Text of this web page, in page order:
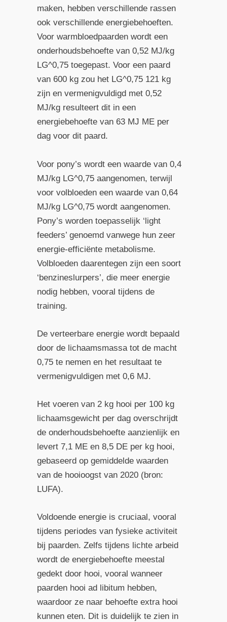
maken, hebben verschillende rassen
ook verschillende energiebehoeften.
Voor warmbloedpaarden wordt een
onderhoudsbehoefte van 0,52 MJ/kg
LG^0,75toegepast. Voor een paard
van 600 kg zou het LG^0,75121 kg
zijn en vermenigvuldigd met 0,52
MJ/kg resulteert dit in een
energiebehoefte van 63 MJ ME per
dag voor dit paard.
Voor pony’s wordt een waarde van 0,4
MJ/kg LG^0,75aangenomen, terwijl
voor volbloeden een waarde van 0,64
MJ/kg LG^0,75wordt aangenomen.
Pony’s worden toepasselijk ‘light
feeders’ genoemd vanwege hun zeer
energie-efficiënte metabolisme.
Volbloeden daarentegen zijn een soort
‘benzineslurpers’, die meer energie
nodig hebben, vooral tijdens de
training.
De verteerbare energie wordt bepaald
door de lichaamsmassa tot de macht
0,75 te nemen en het resultaat te
vermenigvuldigen met 0,6 MJ.
Het voeren van 2 kg hooi per 100 kg
lichaamsgewicht per dag overschrijdt
de onderhoudsbehoefte aanzienlijk en
levert 7,1 ME en 8,5 DE per kg hooi,
gebaseerd op gemiddelde waarden
van de hooioogst van 2020 (bron:
LUFA).
Voldoende energie is cruciaal, vooral
tijdens periodes van fysieke activiteit
bij paarden. Zelfs tijdens lichte arbeid
wordt de energiebehoefte meestal
gedekt door hooi, vooral wanneer
paarden hooi ad libitum hebben,
waardoor ze naar behoefte extra hooi
kunnen eten. Dit is duidelijk te zien in